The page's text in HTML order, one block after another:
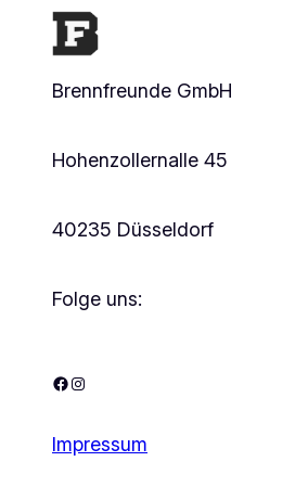
Brennfreunde GmbH
Hohenzollernalle 45
40235 Düsseldorf
Folge uns:
Facebook Instagram
Impressum